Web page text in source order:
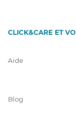
CLICK&CARE ET
Aide
Blog